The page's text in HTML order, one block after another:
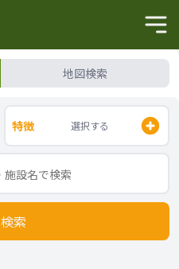
地図検索
特徴 選択する
検索